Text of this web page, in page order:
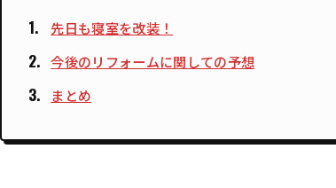
先日も寝室を改装！
今後のリフォームに関しての予想
まとめ